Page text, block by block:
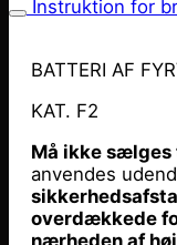
Instruktion for
BATTERI AF
KAT. F2
Må ikke sælges
anvendes
overdækkede
nærheden af